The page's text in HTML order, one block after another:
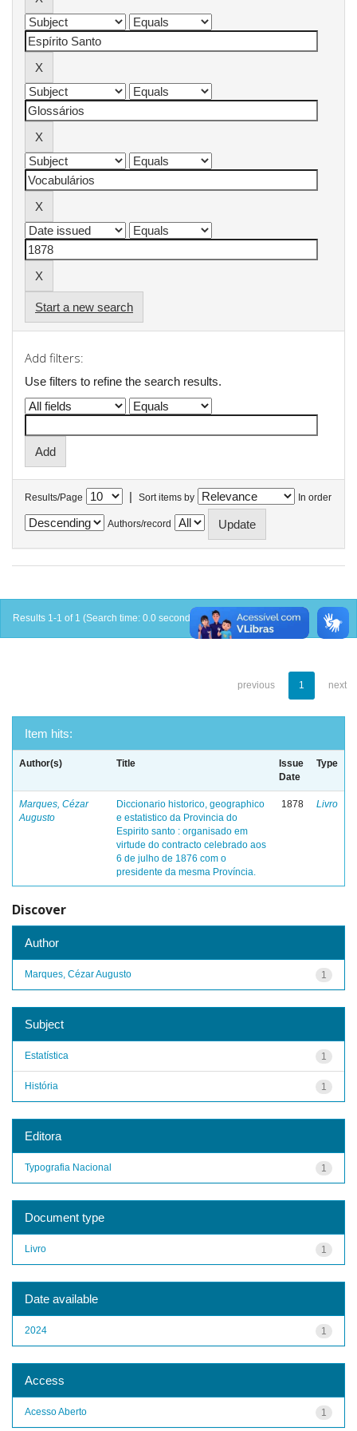
Start a new search
Add filters:
Use filters to refine the search results.
Results/Page | Sort items by In order
Authors/record
Results 1-1 of 1 (Search time: 0.0 seconds).
previous 1 next
Item hits:
Author(s) Title
Issue
Date
Type
Marques, Cézar
Augusto
Diccionario historico, geographico
e estatistico da Provincia do
Espirito santo : organisado em
virtude do contracto celebrado aos
6 de julho de 1876 com o
presidente da mesma Província.
1878 Livro
Discover
Author
1
Marques, Cézar Augusto
Subject
1
Estatística
1
História
Editora
1
Typografia Nacional
Document type
1
Livro
Date available
1
2024
Access
1
Acesso Aberto